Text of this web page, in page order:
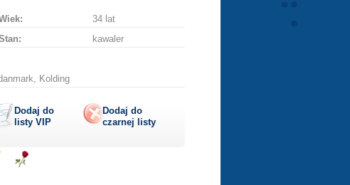
34 lat
kawaler
Kolding
Dodaj do
listy VIP
Dodaj do
czarnej listy